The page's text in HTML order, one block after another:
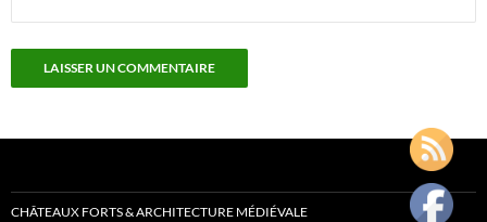
CHÂTEAUX FORTS & ARCHITECTURE MÉDIÉVALE